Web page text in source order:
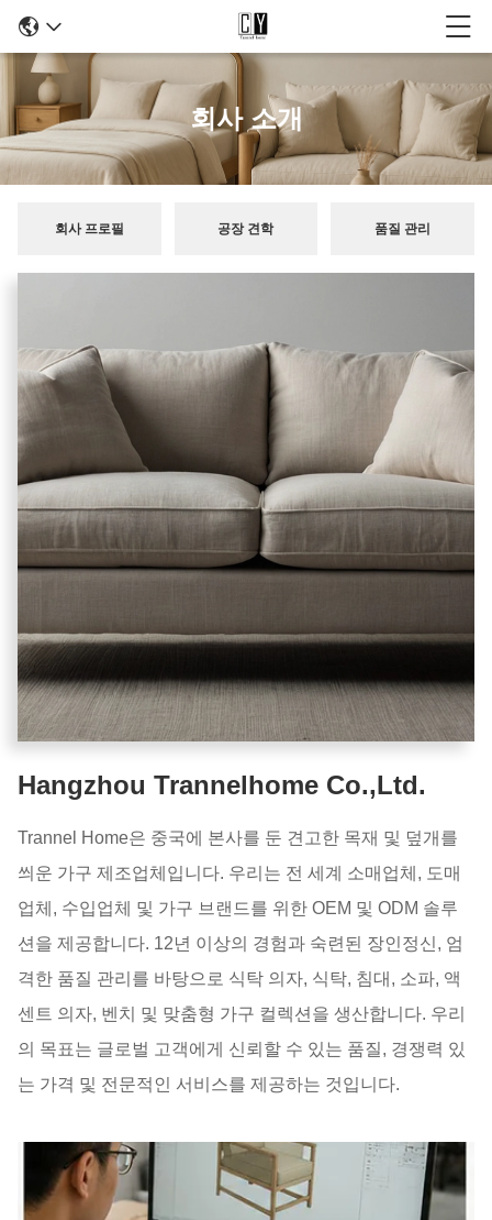
회사 소개
회사 프로필 공장 견학 품질 관리
Hangzhou Trannelhome Co.,Ltd.
Trannel Home은 중국에 본사를 둔 견고한 목재 및 덮개를
씌운 가구 제조업체입니다. 우리는 전 세계 소매업체, 도매
업체, 수입업체 및 가구 브랜드를 위한 OEM 및 ODM 솔루
션을 제공합니다. 12년 이상의 경험과 숙련된 장인정신, 엄
격한 품질 관리를 바탕으로 식탁 의자, 식탁, 침대, 소파, 액
센트 의자, 벤치 및 맞춤형 가구 컬렉션을 생산합니다. 우리
의 목표는 글로벌 고객에게 신뢰할 수 있는 품질, 경쟁력 있
는 가격 및 전문적인 서비스를 제공하는 것입니다.